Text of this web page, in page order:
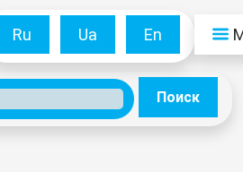
Ru Ua En
Поиск